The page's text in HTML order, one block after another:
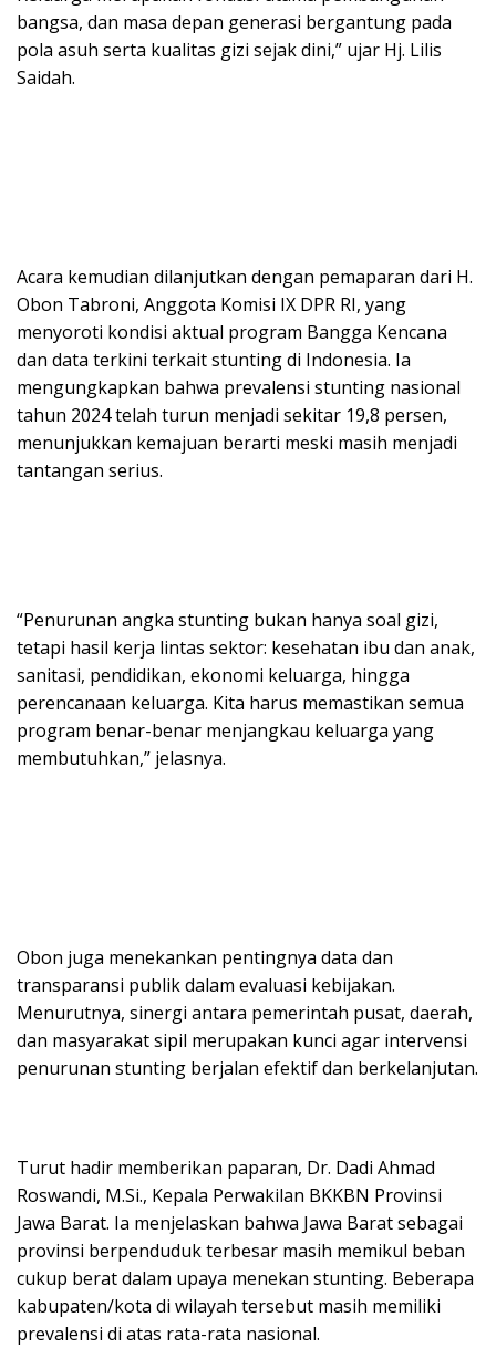
bangsa, dan masa depan generasi bergantung pada
pola asuh serta kualitas gizi sejak dini,” ujar Hj. Lilis
Saidah.
Acara kemudian dilanjutkan dengan pemaparan dari H.
Obon Tabroni, Anggota Komisi IX DPR RI, yang
menyoroti kondisi aktual program Bangga Kencana
dan data terkini terkait stunting di Indonesia. Ia
mengungkapkan bahwa prevalensi stunting nasional
tahun 2024 telah turun menjadi sekitar 19,8 persen,
menunjukkan kemajuan berarti meski masih menjadi
tantangan serius.
“Penurunan angka stunting bukan hanya soal gizi,
tetapi hasil kerja lintas sektor: kesehatan ibu dan anak,
sanitasi, pendidikan, ekonomi keluarga, hingga
perencanaan keluarga. Kita harus memastikan semua
program benar-benar menjangkau keluarga yang
membutuhkan,” jelasnya.
Obon juga menekankan pentingnya data dan
transparansi publik dalam evaluasi kebijakan.
Menurutnya, sinergi antara pemerintah pusat, daerah,
dan masyarakat sipil merupakan kunci agar intervensi
penurunan stunting berjalan efektif dan berkelanjutan.
Turut hadir memberikan paparan, Dr. Dadi Ahmad
Roswandi, M.Si., Kepala Perwakilan BKKBN Provinsi
Jawa Barat. Ia menjelaskan bahwa Jawa Barat sebagai
provinsi berpenduduk terbesar masih memikul beban
cukup berat dalam upaya menekan stunting. Beberapa
kabupaten/kota di wilayah tersebut masih memiliki
prevalensi di atas rata-rata nasional.